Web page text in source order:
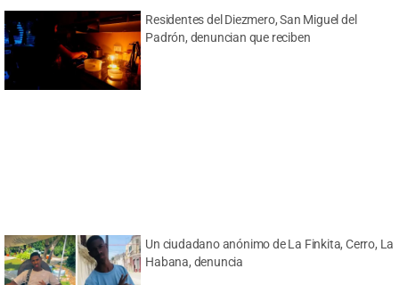
Residentes del Diezmero, San Miguel del
Padrón, denuncian que reciben
Un ciudadano anónimo de La Finkita, Cerro, La
Habana, denuncia